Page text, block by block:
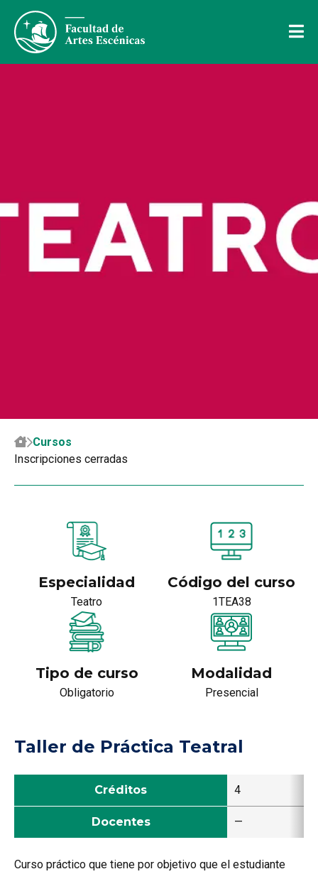
Cursos
Inscripciones cerradas
Especialidad
Teatro
Código del curso
1TEA38
Tipo de curso
Obligatorio
Modalidad
Presencial
Taller de Práctica Teatral
Créditos 4
Docentes —
Curso práctico que tiene por objetivo que el estudiante